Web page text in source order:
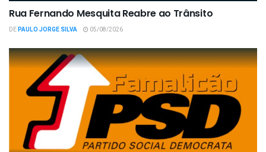
Rua Fernando Mesquita Reabre ao Trânsito
DEPAULO JORGE SILVA 05/08/2026